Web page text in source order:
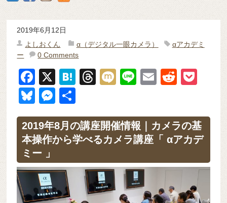
2019年6月12日
よしおくん
α（デジタル一眼カメラ）
αアカデミ
ー
0 Comments
F
a
c
e
b
o
o
k
X
H
n
a
T
a
d
s
M
Li
E
R
di
t
et
Bl
u
e
sk
y
M
e
ss
e
n
g
er
有
2019年8月の講座開催情報｜カメラの基
本操作から学べるカメラ講座「 αアカデ
ミー 」